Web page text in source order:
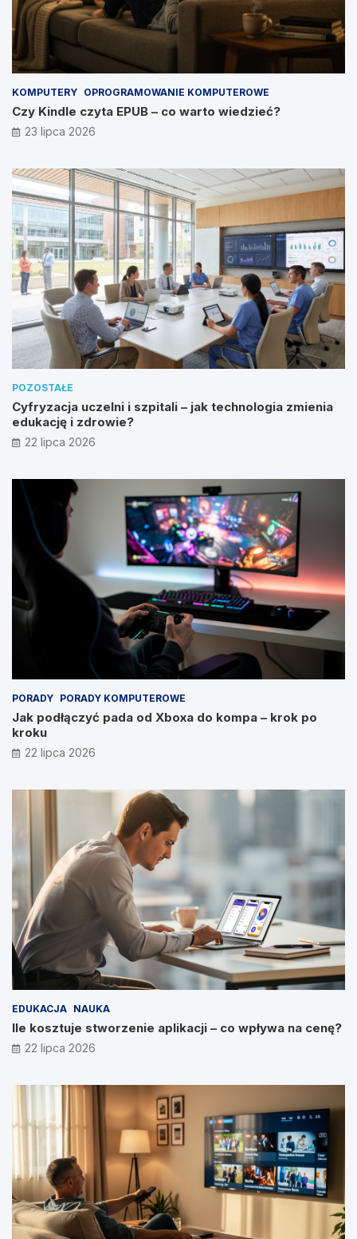
KOMPUTERY OPROGRAMOWANIE KOMPUTEROWE
Czy Kindle czyta EPUB – co warto wiedzieć?
23 lipca 2026
POZOSTAŁE
Cyfryzacja uczelni i szpitali – jak technologia zmienia
edukację i zdrowie?
22 lipca 2026
PORADY PORADY KOMPUTEROWE
Jak podłączyć pada od Xboxa do kompa – krok po
kroku
22 lipca 2026
EDUKACJA NAUKA
Ile kosztuje stworzenie aplikacji – co wpływa na cenę?
22 lipca 2026